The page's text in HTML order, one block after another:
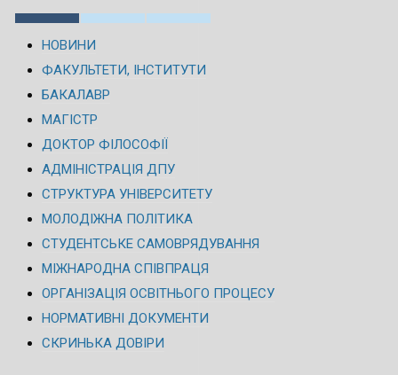
НОВИНИ
ФАКУЛЬТЕТИ, ІНСТИТУТИ
БАКАЛАВР
МАГІСТР
ДОКТОР ФІЛОСОФІЇ
АДМІНІСТРАЦІЯ ДПУ
СТРУКТУРА УНІВЕРСИТЕТУ
МОЛОДІЖНА ПОЛІТИКА
СТУДЕНТСЬКЕ САМОВРЯДУВАННЯ
МІЖНАРОДНА СПІВПРАЦЯ
ОРГАНІЗАЦІЯ ОСВІТНЬОГО ПРОЦЕСУ
НОРМАТИВНІ ДОКУМЕНТИ
СКРИНЬКА ДОВІРИ